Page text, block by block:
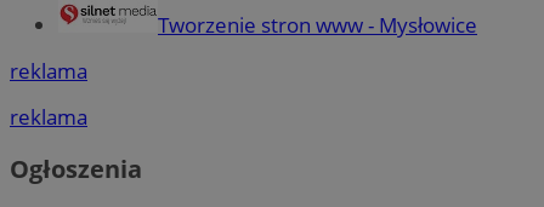
Tworzenie stron www - Mysłowice
reklama
reklama
Ogłoszenia